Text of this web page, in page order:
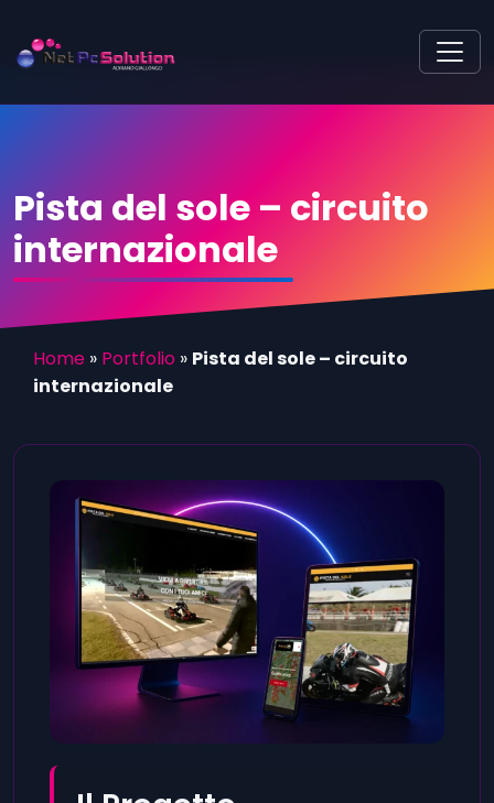
Pista del sole – circuito
internazionale
Home » Portfolio » Pista del sole – circuito
internazionale